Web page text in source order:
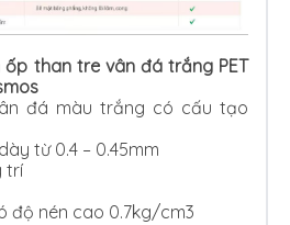
than tre vân đá trắng PET
đá màu trắng có cấu tạo
từ 0.4 – 0.45mm
trí
độ nén cao 0.7kg/cm3